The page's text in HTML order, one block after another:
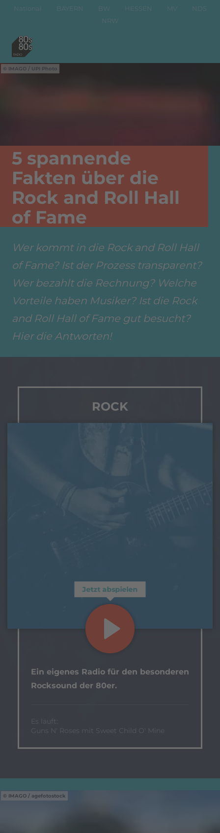
National BAYERN BW HESSEN MV
NDS
NRW
IMAGO / UPI Photo
5 spannende
Fakten über die
Rock and Roll Hall
of Fame
Wer kommt in die Rock and Roll Hall
of Fame? Ist der Prozess transparent?
Wer bezahlt die Rechnung? Welche
Vorteile haben Musiker? Ist die Rock
and Roll Hall of Fame gut besucht?
Hier die Antworten!
ROCK
Jetzt abspielen
Ein eigenes Radio für den besonderen
Rocksound der 80er.
Es läuft:
Guns N' Roses mit Sweet Child O' Mine
IMAGO / agefotostock